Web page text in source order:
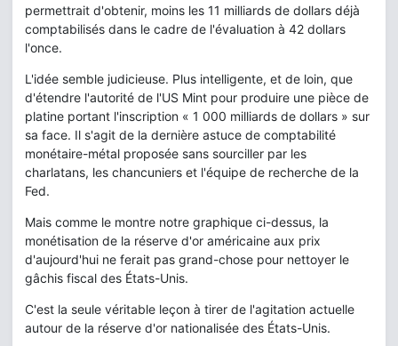
permettrait d'obtenir, moins les 11 milliards de dollars déjà
comptabilisés dans le cadre de l'évaluation à 42 dollars
l'once.
L'idée semble judicieuse. Plus intelligente, et de loin, que
d'étendre l'autorité de l'US Mint pour produire une pièce de
platine portant l'inscription « 1 000 milliards de dollars » sur
sa face. Il s'agit de la dernière astuce de comptabilité
monétaire-métal proposée sans sourciller par les
charlatans, les chancuniers et l'équipe de recherche de la
Fed.
Mais comme le montre notre graphique ci-dessus, la
monétisation de la réserve d'or américaine aux prix
d'aujourd'hui ne ferait pas grand-chose pour nettoyer le
gâchis fiscal des États-Unis.
C'est la seule véritable leçon à tirer de l'agitation actuelle
autour de la réserve d'or nationalisée des États-Unis.